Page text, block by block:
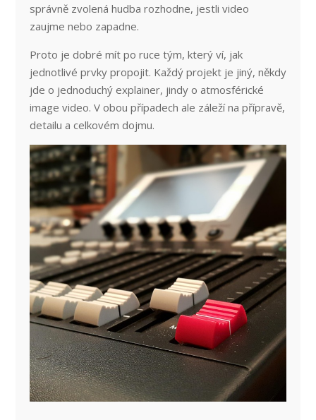
správně zvolená hudba rozhodne, jestli video
zaujme nebo zapadne.
Proto je dobré mít po ruce tým, který ví, jak
jednotlivé prvky propojit. Každý projekt je jiný, někdy
jde o jednoduchý explainer, jindy o atmosférické
image video. V obou případech ale záleží na přípravě,
detailu a celkovém dojmu.